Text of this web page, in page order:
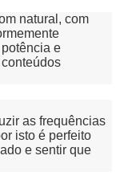
natural, com
e
as frequências
isto é perfeito
e sentir que